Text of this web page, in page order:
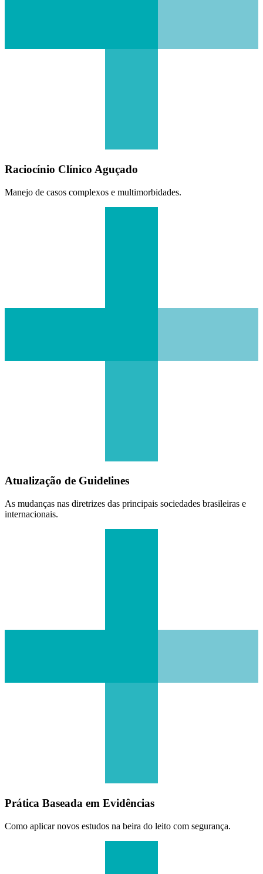
Raciocínio Clínico Aguçado
Manejo de casos complexos e multimorbidades.
Atualização de Guidelines
As mudanças nas diretrizes das principais sociedades brasileiras e
internacionais.
Prática Baseada em Evidências
Como aplicar novos estudos na beira do leito com segurança.